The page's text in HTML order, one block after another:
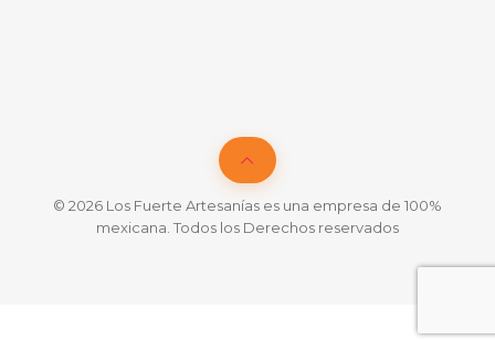
© 2026 Los Fuerte Artesanías es una empresa de 100%
mexicana. Todos los Derechos reservados